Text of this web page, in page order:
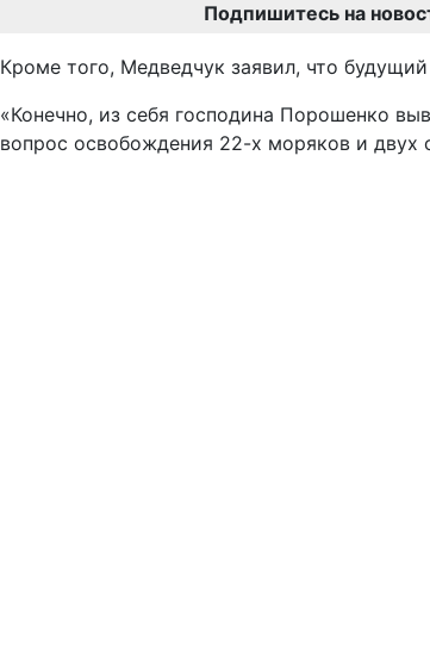
Подпишитесь на
Кроме того, Медведчук заявил, что
«Конечно, из себя господина Порошенко
вопрос освобождения 22-х моряков и двух